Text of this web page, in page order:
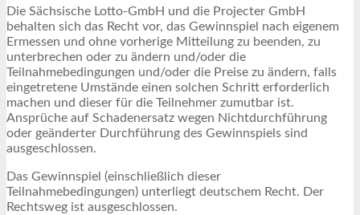
Die Sächsische Lotto-GmbH und die Projecter GmbH
behalten sich das Recht vor, das Gewinnspiel nach eigenem
Ermessen und ohne vorherige Mitteilung zu beenden, zu
unterbrechen oder zu ändern und/oder die
Teilnahmebedingungen und/oder die Preise zu ändern, falls
eingetretene Umstände einen solchen Schritt erforderlich
machen und dieser für die Teilnehmer zumutbar ist.
Ansprüche auf Schadenersatz wegen Nichtdurchführung
oder geänderter Durchführung des Gewinnspiels sind
ausgeschlossen.
Das Gewinnspiel (einschließlich dieser
Teilnahmebedingungen) unterliegt deutschem Recht. Der
Rechtsweg ist ausgeschlossen.